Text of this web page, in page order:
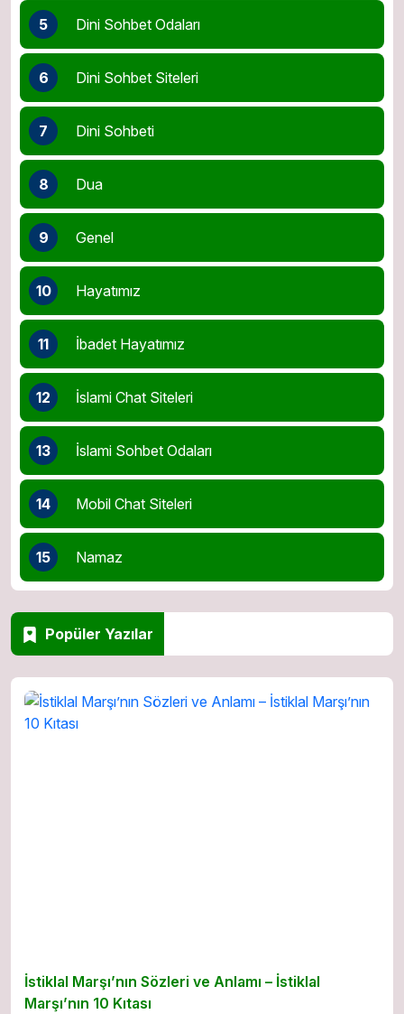
5 Dini Sohbet Odaları
6 Dini Sohbet Siteleri
7 Dini Sohbeti
8 Dua
9 Genel
10 Hayatımız
11 İbadet Hayatımız
12 İslami Chat Siteleri
13 İslami Sohbet Odaları
14 Mobil Chat Siteleri
15 Namaz
Popüler Yazılar
İstiklal Marşı’nın Sözleri ve Anlamı – İstiklal
Marşı’nın 10 Kıtası